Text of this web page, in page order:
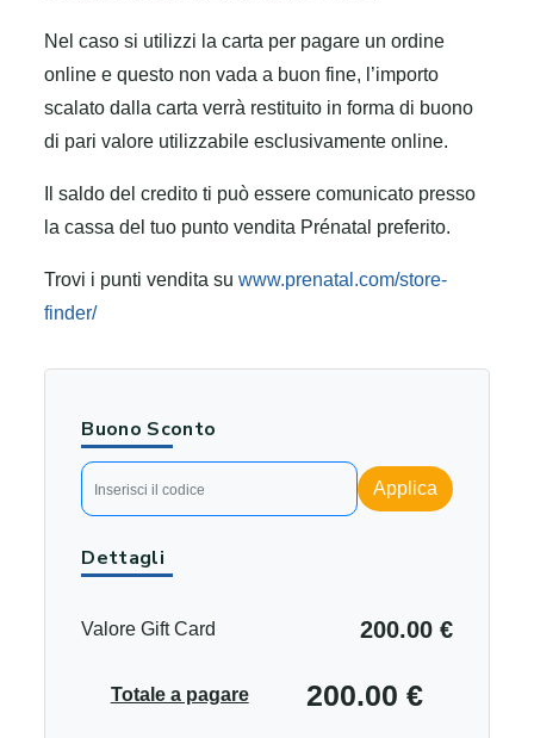
Nel caso si utilizzi la carta per pagare un ordine
online e questo non vada a buon fine, l’importo
scalato dalla carta verrà restituito in forma di buono
di pari valore utilizzabile esclusivamente online.
Il saldo del credito ti può essere comunicato presso
la cassa del tuo punto vendita Prénatal preferito.
Trovi i punti vendita suwww.prenatal.com/store-
finder/
Buono Sconto
Applica
Dettagli
Valore Gift Card 200.00 €
Totale a pagare 200.00 €